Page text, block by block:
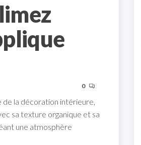
0
de la décoration intérieure,
sa texture organique et sa
une atmosphère